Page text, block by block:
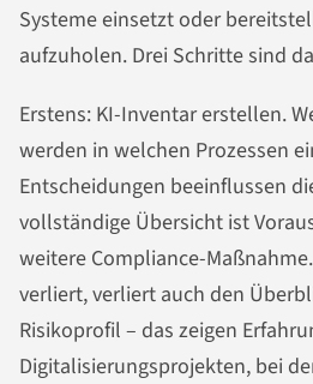
Systeme einsetzt oder
aufzuholen. Drei Schritte sind
Erstens: KI-Inventar erstellen.
werden in welchen Prozessen
Entscheidungen beeinflussen
vollständige Übersicht ist
weitere Compliance-
verliert, verliert auch den
Risikoprofil – das zeigen
Digitalisierungsprojekten, bei